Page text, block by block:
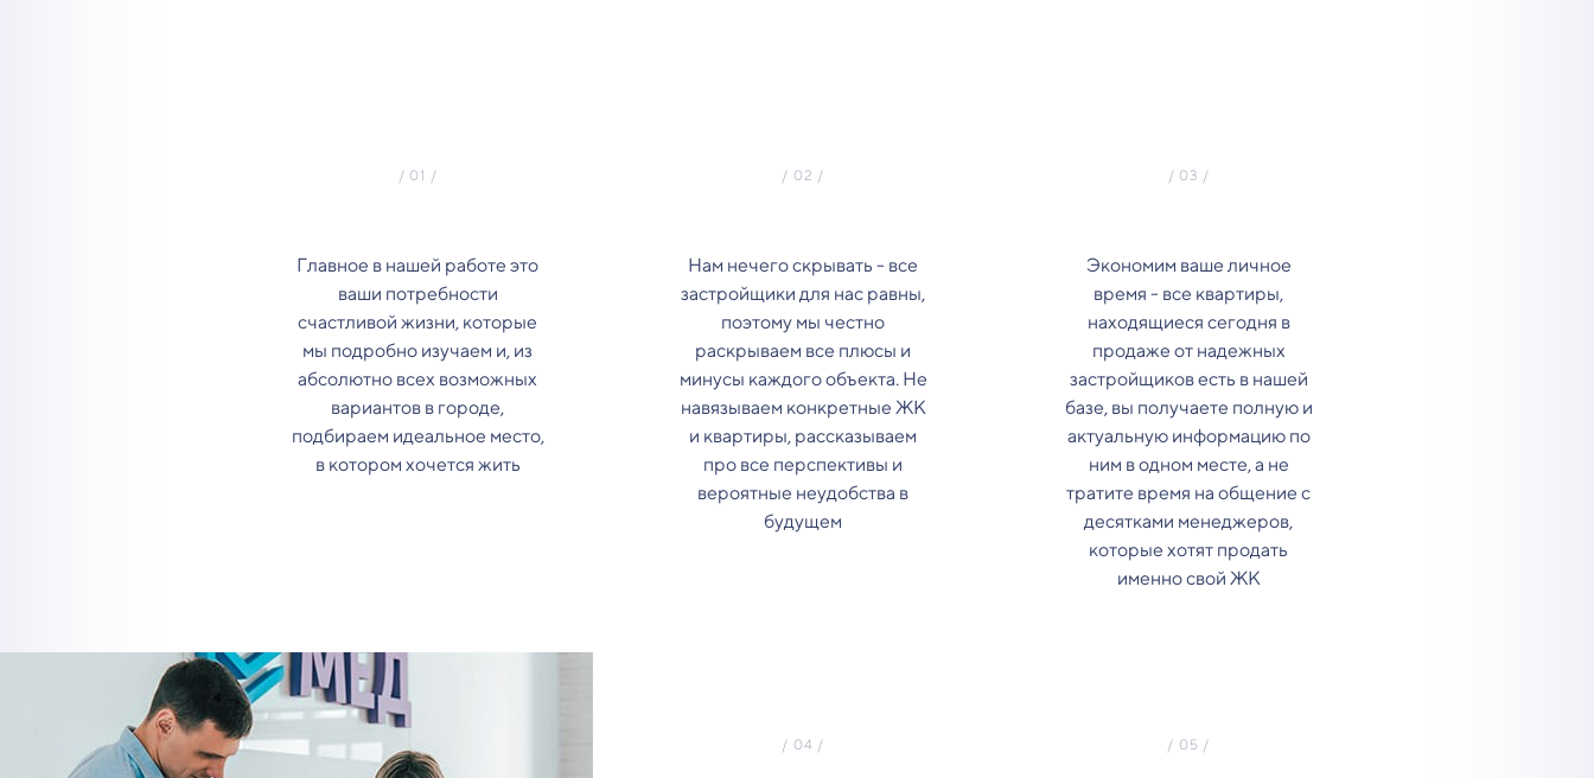
Главное в нашей работе это
ваши потребности
счастливой жизни, которые
мы подробно изучаем и, из
абсолютно всех возможных
вариантов в городе,
подбираем идеальное место,
в котором хочется жить
Нам нечего скрывать - все
застройщики для нас равны,
поэтому мы честно
раскрываем все плюсы и
минусы каждого объекта. Не
навязываем конкретные ЖК
и квартиры, рассказываем
про все перспективы и
вероятные неудобства в
будущем
Экономим ваше личное
время - все квартиры,
находящиеся сегодня в
продаже от надежных
застройщиков есть в нашей
базе, вы получаете полную и
актуальную информацию по
ним в одном месте, а не
тратите время на общение с
десятками менеджеров,
которые хотят продать
именно свой ЖК